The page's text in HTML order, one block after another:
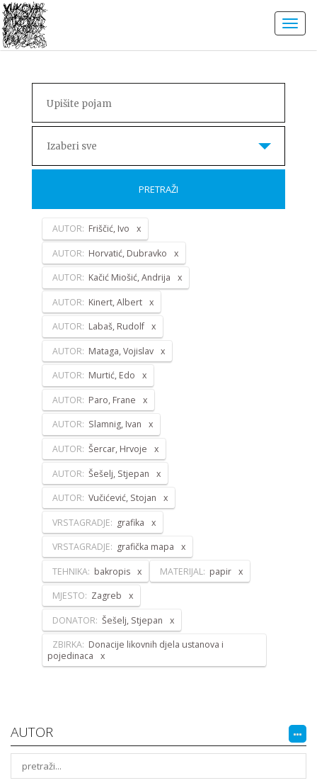
Izaberi sve
PRETRAŽI
AUTOR: Friščić, Ivo
AUTOR: Horvatić, Dubravko
AUTOR: Kačić Miošić, Andrija
AUTOR: Kinert, Albert
AUTOR: Labaš, Rudolf
AUTOR: Mataga, Vojislav
AUTOR: Murtić, Edo
AUTOR: Paro, Frane
AUTOR: Slamnig, Ivan
AUTOR: Šercar, Hrvoje
AUTOR: Šešelj, Stjepan
AUTOR: Vučićević, Stojan
VRSTAGRADJE: grafika
VRSTAGRADJE: grafička mapa
TEHNIKA: bakropis MATERIJAL: papir
MJESTO: Zagreb
DONATOR: Šešelj, Stjepan
ZBIRKA: Donacije likovnih djela ustanova i
pojedinaca
AUTOR